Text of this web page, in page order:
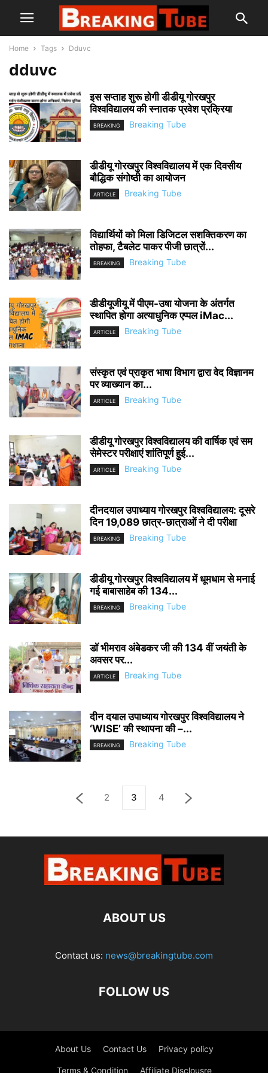
Home Tags Dduvc
dduvc
इस सप्ताह शुरू होगी डीडीयू गोरखपुर
विश्वविद्यालय की स्नातक प्रवेश प्रक्रिया
BREAKING Breaking Tube
डीडीयू गोरखपुर विश्वविद्यालय में एक दिवसीय
बौद्धिक संगोष्ठी का आयोजन
ARTICLE Breaking Tube
विद्यार्थियों को मिला डिजिटल सशक्तिकरण का
तोहफा, टैबलेट पाकर पीजी छात्रों...
BREAKING Breaking Tube
डीडीयूजीयू में पीएम-उषा योजना के अंतर्गत
स्थापित होगा अत्याधुनिक एप्पल iMac...
ARTICLE Breaking Tube
संस्कृत एवं प्राकृत भाषा विभाग द्वारा वेद विज्ञानम
पर व्याख्यान का...
ARTICLE Breaking Tube
डीडीयू गोरखपुर विश्वविद्यालय की वार्षिक एवं सम
सेमेस्टर परीक्षाएं शांतिपूर्ण हुई...
ARTICLE Breaking Tube
दीनदयाल उपाध्याय गोरखपुर विश्वविद्यालय: दूसरे
दिन 19,089 छात्र-छात्राओं ने दी परीक्षा
BREAKING Breaking Tube
डीडीयू गोरखपुर विश्वविद्यालय में धूमधाम से मनाई
गई बाबासाहेब की 134...
BREAKING Breaking Tube
डॉ भीमराव अंबेडकर जी की 134 वीं जयंती के
अवसर पर...
ARTICLE Breaking Tube
दीन दयाल उपाध्याय गोरखपुर विश्वविद्यालय ने
‘WISE’ की स्थापना की –...
BREAKING Breaking Tube
2 3 4
ABOUT US
Contact us: news@breakingtube.com
FOLLOW US
About Us Contact Us Privacy policy
Terms & Condition Affiliate Disclousre